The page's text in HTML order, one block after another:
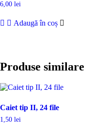
6,00 lei
Adaugă în coș
Produse similare
Caiet tip II, 24 file
1,50 lei